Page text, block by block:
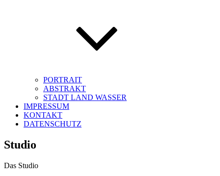
PORTRAIT
ABSTRAKT
STADT LAND WASSER
IMPRESSUM
KONTAKT
DATENSCHUTZ
Studio
Das Studio